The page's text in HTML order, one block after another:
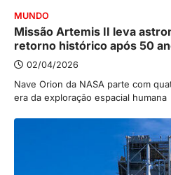
MUNDO
Missão Artemis II leva
retorno histórico após 50
02/04/2026
Nave Orion da NASA parte com
era da exploração espacial humana